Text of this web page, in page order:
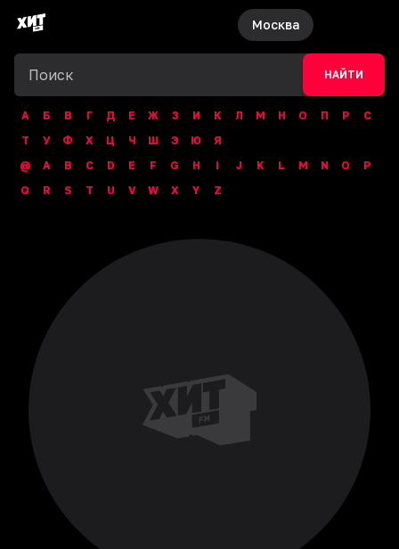
Москва
НАЙТИ
А Б В Г Д Е Ж З И К Л М Н О П Р
С
Т
У Ф Х Ц Ч Ш Э Ю
Я
@
A B C D E F G H I J K L M N O
P
Q
R S T U V W X Y Z